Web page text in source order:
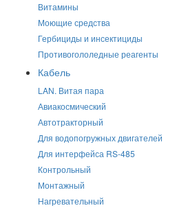
Витамины
Моющие средства
Гербициды и инсектициды
Противогололедные реагенты
Кабель
LAN. Витая пара
Авиакосмический
Автотракторный
Для водопогружных двигателей
Для интерфейса RS-485
Контрольный
Монтажный
Нагревательный